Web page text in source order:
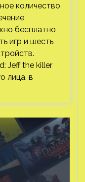
количество
бесплатно
игр и шесть
Jeff the killer
лица, в